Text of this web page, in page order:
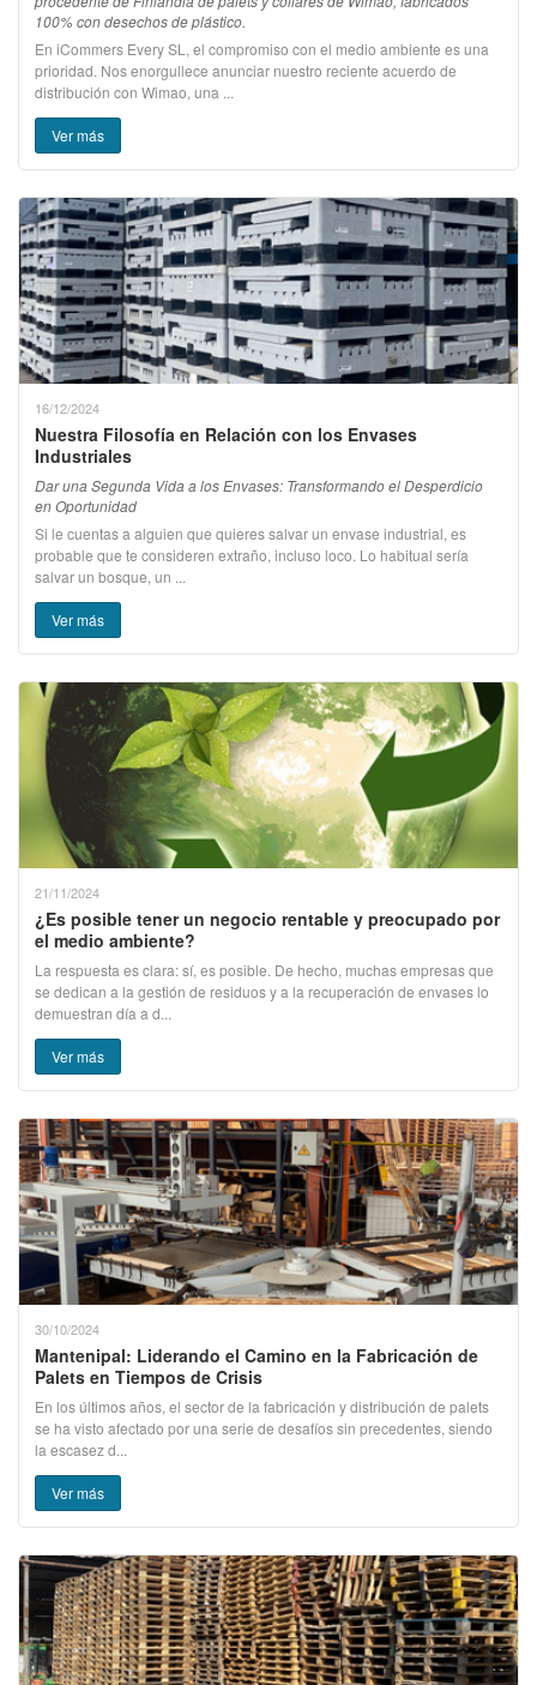
100% con desechos de plástico.
En iCommers Every SL, el compromiso con el medio ambiente es una
prioridad. Nos enorgullece anunciar nuestro reciente acuerdo de
distribución con Wimao, una ...
Ver más
16/12/2024
Nuestra Filosofía en Relación con los Envases
Industriales
Dar una Segunda Vida a los Envases: Transformando el Desperdicio
en Oportunidad
Si le cuentas a alguien que quieres salvar un envase industrial, es
probable que te consideren extraño, incluso loco. Lo habitual sería
salvar un bosque, un ...
Ver más
21/11/2024
¿Es posible tener un negocio rentable y preocupado por
el medio ambiente?
La respuesta es clara: sí, es posible. De hecho, muchas empresas que
se dedican a la gestión de residuos y a la recuperación de envases lo
demuestran día a d...
Ver más
30/10/2024
Mantenipal: Liderando el Camino en la Fabricación de
Palets en Tiempos de Crisis
En los últimos años, el sector de la fabricación y distribución de palets
se ha visto afectado por una serie de desafíos sin precedentes, siendo
la escasez d...
Ver más